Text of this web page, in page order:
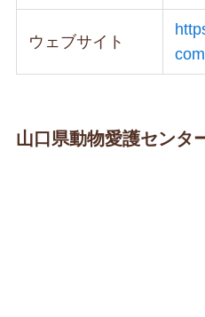
ウェブサイト
山口県動物愛護センタ